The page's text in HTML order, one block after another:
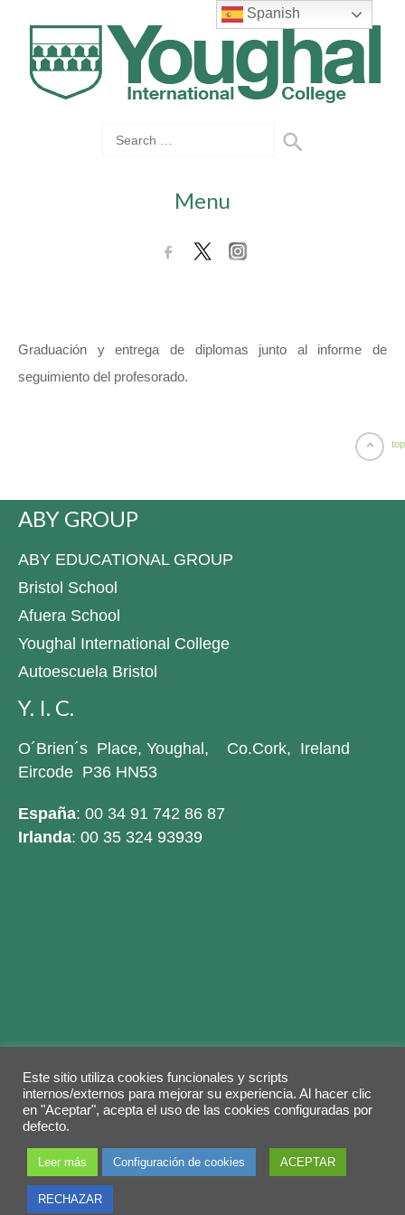
Menu
Graduación y entrega de diplomas junto al informe de
seguimiento del profesorado.
top
ABY GROUP
ABY EDUCATIONAL GROUP
Bristol School
Afuera School
Youghal International College
Autoescuela Bristol
Y. I. C.
O´Brien´s Place, Youghal, Co.Cork, Ireland
Eircode P36 HN53
España: 00 34 91 742 86 87
Irlanda: 00 35 324 93939
Legal warning Privacy Policy Cookies policy
© 2026 Copyright by
derechos reservados.
Este sitio utiliza cookies funcionales y scripts
internos/externos para mejorar su experiencia. Al hacer clic
en "Aceptar", acepta el uso de las cookies configuradas por
defecto.
Leer más Configuración de cookies ACEPTAR
RECHAZAR
Spanish